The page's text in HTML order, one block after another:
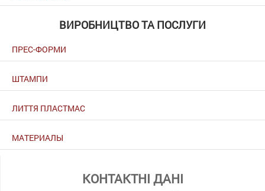
ВИРОБНИЦТВО ТА ПОСЛУГИ
ПРЕС-ФОРМИ
ШТАМПИ
ЛИТТЯ ПЛАСТМАС
МАТЕРИАЛЫ
КОНТАКТНІ ДАНІ